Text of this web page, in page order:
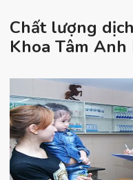
Chất lượng
Khoa Tâm Anh